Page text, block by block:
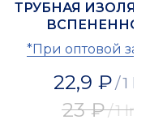
ТРУБНАЯ
ПОЛИЭТИЛЕНА
54
*При оптовой
22,9 ₽/1
23 ₽/1 lm